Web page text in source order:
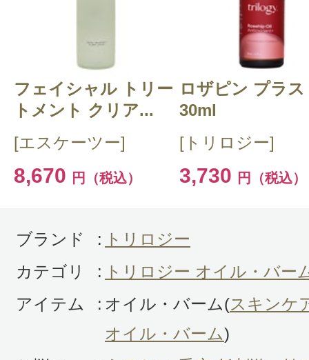
感じた効能：うるおい/低刺激・敏感
荒れ・乾燥/目のクマ/コストパフォ
ニックコスメ・自然派/ナチュラル化
購入品：エイジプルーフ Qブースタ
オイル
い新しいブランドを気軽に試せる
スメなど日本では手に入れることは
たくなるものですから、このトリオ
心から購入しました。とても良い化
ます？また買うと思います。
フェイシャル トリー
トメント クリア...
[エスケーツー]
8,670 円（税込）
ロザピン プラス
30ml
[トリロジー]
3,730 円（税込）
ブランド : トリロジー
カテゴリ
: トリロジー オイル・バー
アイテム
: オイル・バーム(スキンケ
オイル・バーム)